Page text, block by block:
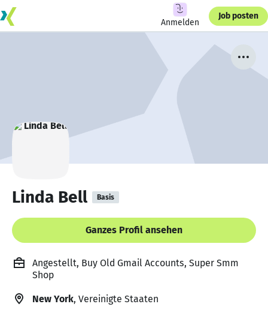
Anmelden
Job posten
Linda Bell Basis
Ganzes Profil ansehen
Angestellt, Buy Old Gmail Accounts, Super Smm
Shop
New York, Vereinigte Staaten